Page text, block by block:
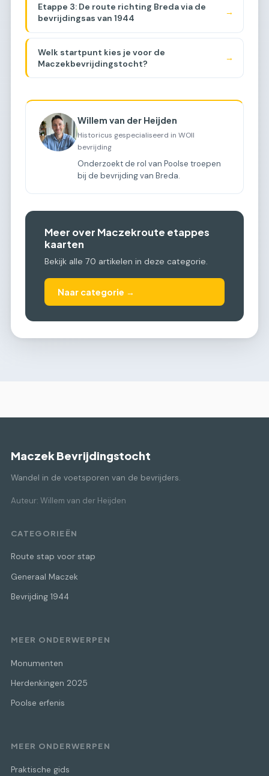
Etappe 3: De route richting Breda via de
bevrijdingsas van 1944
→
Welk startpunt kies je voor de
Maczekbevrijdingstocht?
→
Willem van der Heijden
Historicus gespecialiseerd in WOII
bevrijding
Onderzoekt de rol van Poolse troepen
bij de bevrijding van Breda.
Meer over Maczekroute etappes
kaarten
Bekijk alle 70 artikelen in deze categorie.
Naar categorie →
Maczek Bevrijdingstocht
Wandel in de voetsporen van de bevrijders.
Auteur: Willem van der Heijden
CATEGORIEËN
Route stap voor stap
Generaal Maczek
Bevrijding 1944
MEER ONDERWERPEN
Monumenten
Herdenkingen 2025
Poolse erfenis
MEER ONDERWERPEN
Praktische gids